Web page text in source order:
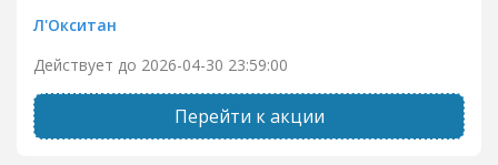
Л'Окситан
Действует до 2026-04-30 23:59:00
Перейти к акции